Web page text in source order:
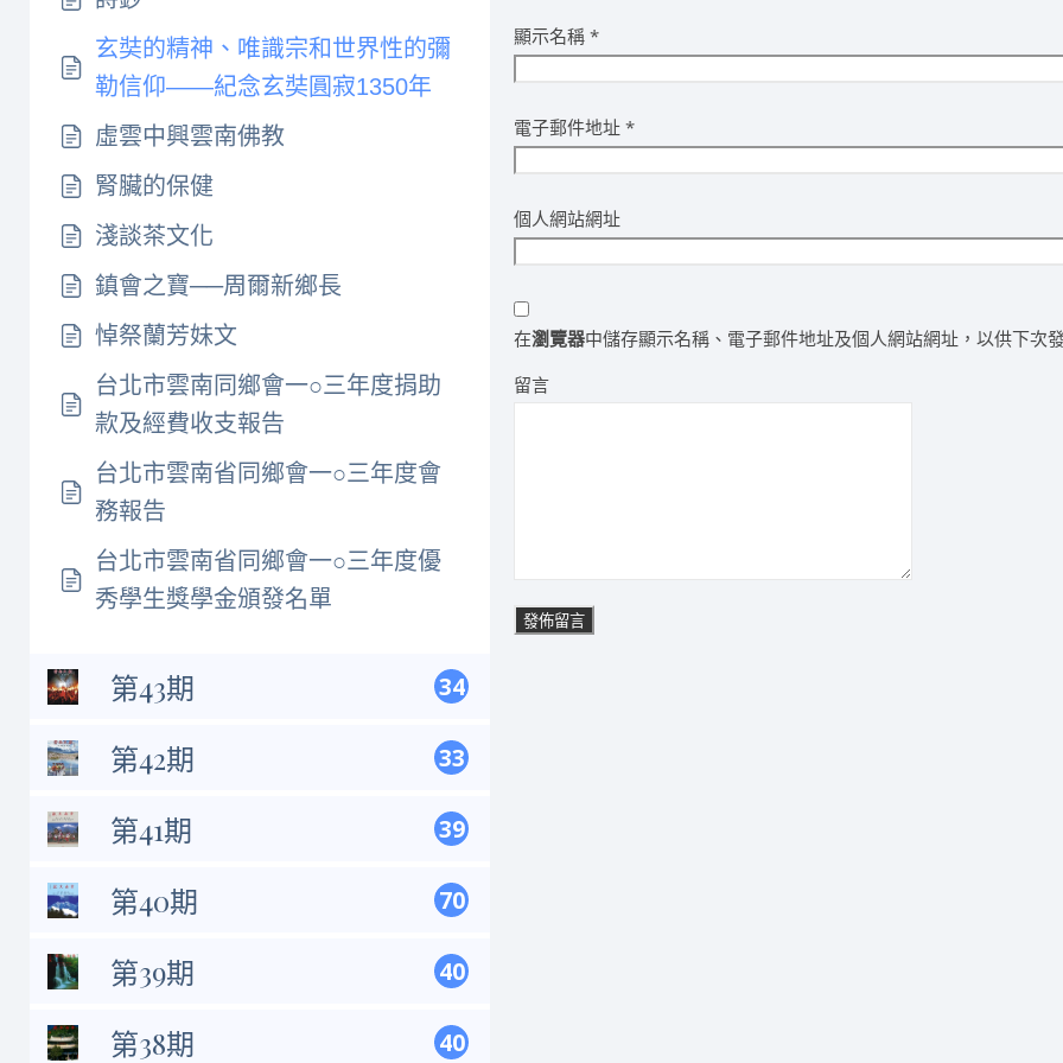
玄奘的精神、唯識宗和世界性的彌
勒信仰——紀念玄奘圓寂1350年
虛雲中興雲南佛教
腎臟的保健
淺談茶文化
鎮會之寶──周爾新鄉長
悼祭蘭芳妹文
台北市雲南同鄉會一○三年度捐助
款及經費收支報告
台北市雲南省同鄉會一○三年度會
務報告
台北市雲南省同鄉會一○三年度優
秀學生獎學金頒發名單
第43期 34
第42期 33
第41期 39
第40期 70
第39期 40
第38期 40
顯示名稱*
電子郵件地址*
個人網站網址
在瀏覽器中儲存顯示名稱、電子郵件地址及個人網站網址，以供下次
留言